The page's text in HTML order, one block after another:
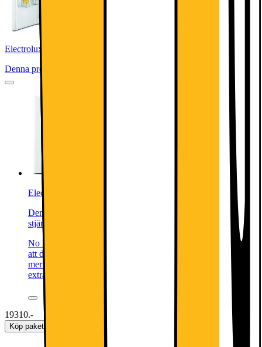
Electrolux Serie 500 Kylskåp LRC4AE3W1L (vit)
Denna produkt har ännu inte blivit bedömd.
Electrolux Serie 700 Frysskåp LUC4NE2W1 (vit)
Denna produkt har blivit bedömd som 4 av 5 möjliga
stjärnor.
No Frost-tekniken förhindrar att is bildas i frysen, vilket gör
att du aldrig behöver avfrosta den igen. Tekniken gör frysen
mer hygienisk och enklare att göra rent samtidigt som du får
extra utrymme att förvara alla dina favoritingredienser.
19310.-
Köp paket